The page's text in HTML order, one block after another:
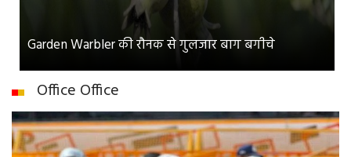
Garden Warbler की रौनक से गुलजार बाग बगीचे
Office Office